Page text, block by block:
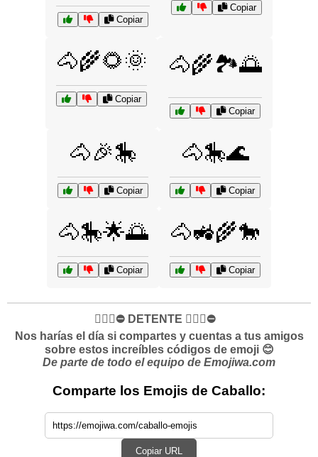
Copiar
Copiar
🐴🌾🌻🌞
Copiar
🐴🌾🏞️🌅
Copiar
🐴🎉🎠
Copiar
🐴🎠🌊
Copiar
🐴🎠🌟🌅
Copiar
🐴🚜🌾🐎
Copiar
✋🏻🛑⛔️ DETENTE ✋🏻🛑⛔️
Nos harías el día si compartes y cuentas a tus amigos
sobre estos increíbles códigos de emoji 😊
De parte de todo el equipo de Emojiwa.com
Comparte los Emojis de Caballo:
Copiar URL